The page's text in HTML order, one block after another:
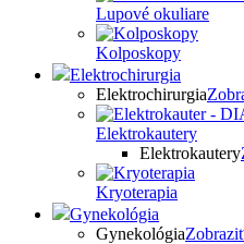
Lupové okuliare
Kolposkopy
Elektrochirurgia
Elektrochirurgia
Elektrokautery
Elektrokautery
Kryoterapia
Gynekológia
Gynekológia